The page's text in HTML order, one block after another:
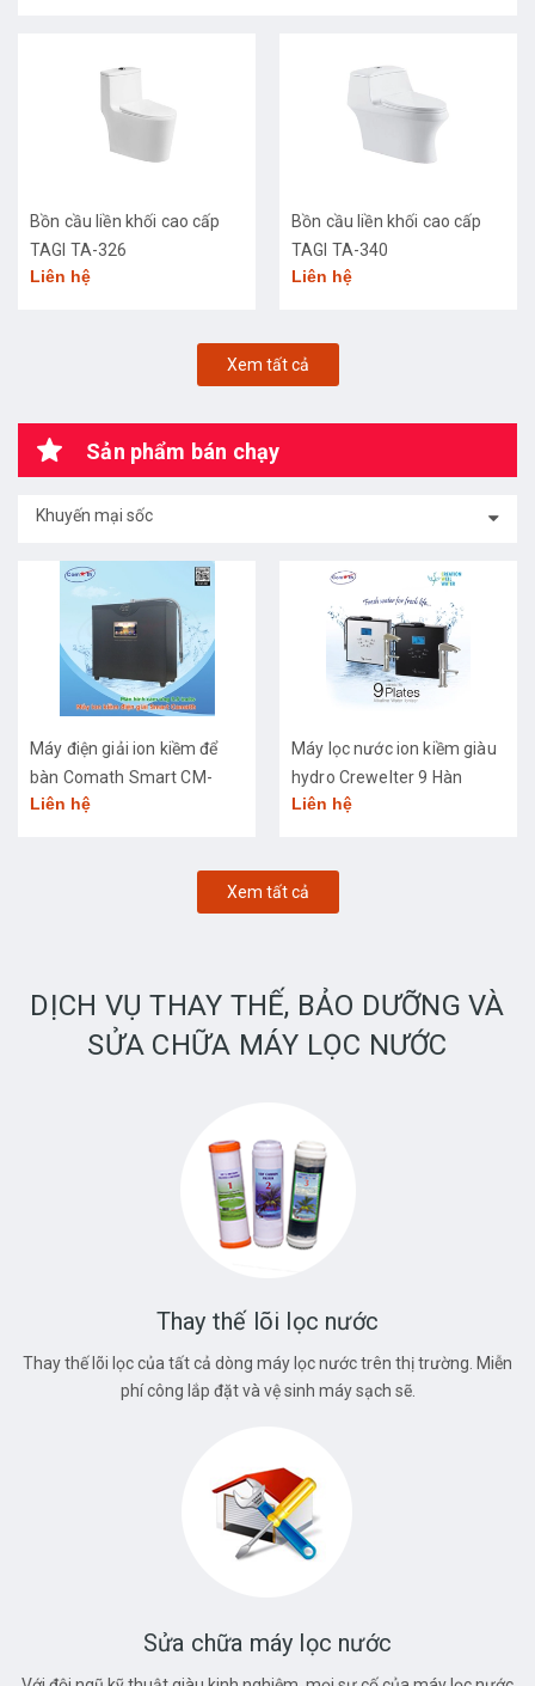
Bồn cầu liền khối cao cấp
TAGI TA-326
Liên hệ
Bồn cầu liền khối cao cấp
TAGI TA-340
Liên hệ
Xem tất cả
Sản phẩm bán chạy
Khuyến mại sốc
Máy điện giải ion kiềm để
bàn Comath Smart CM-
3668
Liên hệ
Máy lọc nước ion kiềm giàu
hydro Crewelter 9 Hàn
Quốc
Liên hệ
Xem tất cả
DỊCH VỤ THAY THẾ, BẢO DƯỠNG VÀ
SỬA CHỮA MÁY LỌC NƯỚC
Thay thế lõi lọc nước
Thay thế lõi lọc của tất cả dòng máy lọc nước trên thị trường. Miễn
phí công lắp đặt và vệ sinh máy sạch sẽ.
Sửa chữa máy lọc nước